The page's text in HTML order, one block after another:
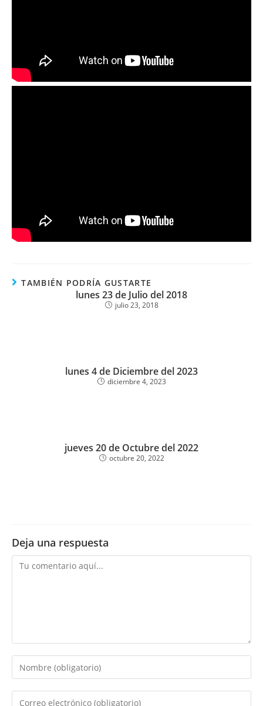
TAMBIÉN PODRÍA GUSTARTE
lunes 23 de Julio del 2018
julio 23, 2018
lunes 4 de Diciembre del 2023
diciembre 4, 2023
jueves 20 de Octubre del 2022
octubre 20, 2022
Deja una respuesta
Comentario
Introduce
tu
nombre
Introduce